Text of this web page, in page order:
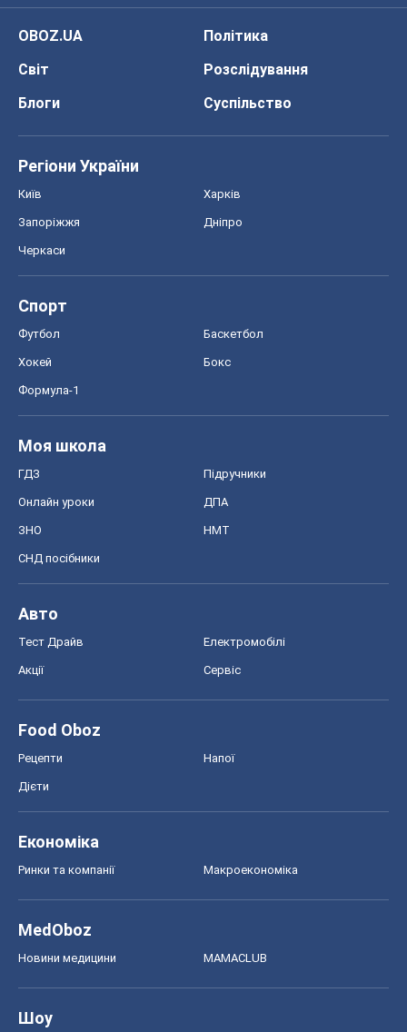
OBOZ.UA
Політика
Світ
Розслідування
Блоги
Суспільство
Регіони України
Київ Харків
Запоріжжя Дніпро
Черкаси
Спорт
Футбол Баскетбол
Хокей Бокс
Формула-1
Моя школа
ГДЗ Підручники
Онлайн уроки ДПА
ЗНО НМТ
СНД посібники
Авто
Тест Драйв Електромобілі
Акції Сервіс
Food Oboz
Рецепти Напої
Дієти
Економіка
Ринки та компанії Макроекономіка
MedOboz
Новини медицини MAMACLUB
Шоу